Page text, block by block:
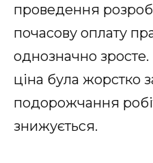
проведення
почасову оплату
однозначно
ціна була жорстко
подорожчання
знижується.